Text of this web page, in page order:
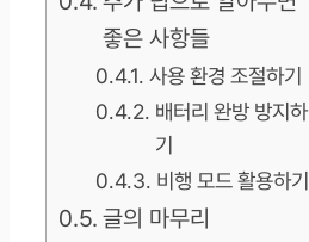
좋은 사항들
사용 환경 조절하기
배터리 완방 방지하
기
비행 모드 활용하기
글의 마무리